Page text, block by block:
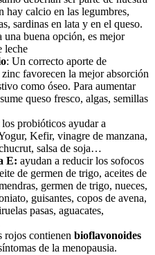
hay calcio en las legumbres,
sardinas en lata y en el queso.
buena opción, es mejor
leche
: Un correcto aporte de
favorecen la mejor absorción
como óseo. Para aumentar
queso fresco, algas, semillas
los probióticos ayudar a
Kefir, vinagre de manzana,
salsa de soja…
E: ayudan a reducir los sofocos
de germen de trigo, aceites de
germen de trigo, nueces,
guisantes, copos de avena,
pasas, aguacates,
rojos contienen bioflavonoides
de la menopausia.